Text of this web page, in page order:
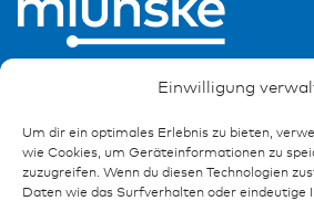
Einwilligung
Um dir ein optimales Erlebnis zu bieten,
wie Cookies, um Geräteinformationen zu
zuzugreifen. Wenn du diesen Technologien
Daten wie das Surfverhalten oder eindeutige
Ressourcen